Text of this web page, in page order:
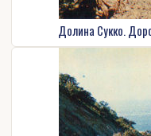
Долина Сукко.